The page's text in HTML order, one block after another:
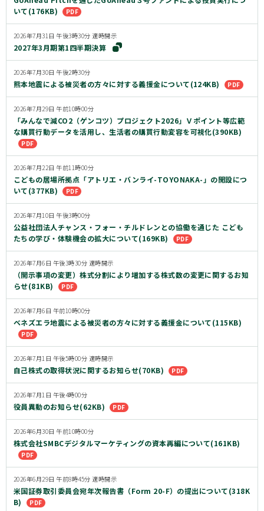
いて(176KB)
2026年7月31日 午後3時30分 適時開示
2027年3月期第1四半期決算
2026年7月30日 午後2時30分
熊本地震による被災者の方々に対する義援金について(124KB)
2026年7月29日 午前10時00分
「みんなで減CO2（ゲンコツ）プロジェクト2026」Ｖポイント等広範
な購買行動データを活用し、生活者の購買行動変容を可視化(390KB)
2026年7月22日 午前11時00分
こどもの居場所拠点「アトリエ・バンライ-TOYONAKA-」の開設につ
いて(377KB)
2026年7月10日 午後3時00分
公益社団法人チャンス・フォー・チルドレンとの協働を通じた こども
たちの学び・体験機会の拡大について(169KB)
2026年7月6日 午後3時30分 適時開示
（開示事項の変更）株式分割により増加する株式数の変更に関するお知
らせ(81KB)
2026年7月6日 午前10時00分
ベネズエラ地震による被災者の方々に対する義援金について(115KB)
2026年7月1日 午後5時00分 適時開示
自己株式の取得状況に関するお知らせ(70KB)
2026年7月1日 午後4時00分
役員異動のお知らせ(62KB)
2026年6月30日 午前10時00分
株式会社SMBCデジタルマーケティングの資本再編について(161KB)
2026年6月29日 午前8時45分 適時開示
米国証券取引委員会宛年次報告書（Form 20-F）の提出について(318K
B)